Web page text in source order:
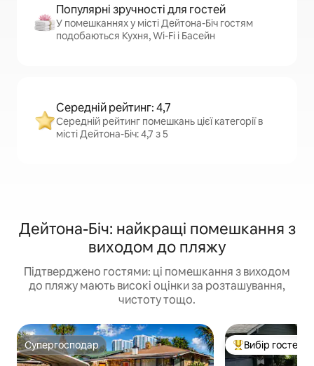
Популярні зручності для гостей
У помешканнях у місті Дейтона-Біч гостям
подобаються Кухня, Wi-Fi і Басейн
Середній рейтинг: 4,7
Середній рейтинг помешкань цієї категорії в
місті Дейтона-Біч: 4,7 з 5
Дейтона-Біч: найкращі помешкання з
виходом до пляжу
Підтверджено гостями: ці помешкання з виходом
до пляжу мають високі оцінки за розташування,
чистоту тощо.
Супергосподар
Супергосподар Топ вибір гостей
Вибір гостей